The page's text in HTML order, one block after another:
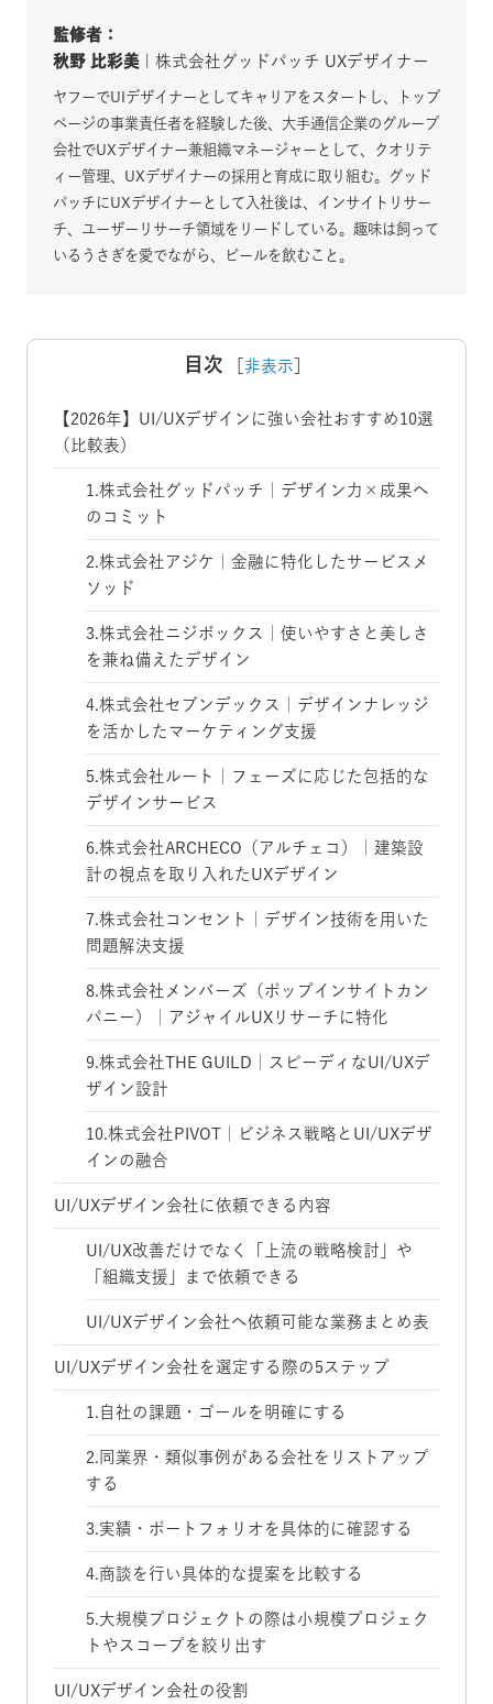
監修者：
秋野 比彩美 | 株式会社グッドパッチ UXデザイナー
ヤフーでUIデザイナーとしてキャリアをスタートし、トップ
ページの事業責任者を経験した後、大手通信企業のグループ
会社でUXデザイナー兼組織マネージャーとして、クオリテ
ィー管理、UXデザイナーの採用と育成に取り組む。グッド
パッチにUXデザイナーとして入社後は、インサイトリサー
チ、ユーザーリサーチ領域をリードしている。趣味は飼って
いるうさぎを愛でながら、ビールを飲むこと。
目次 非表示
【2026年】UI/UXデザインに強い会社おすすめ10選
（比較表）
1.株式会社グッドパッチ｜デザイン力×成果へ
のコミット
2.株式会社アジケ｜金融に特化したサービスメ
ソッド
3.株式会社ニジボックス｜使いやすさと美しさ
を兼ね備えたデザイン
4.株式会社セブンデックス｜デザインナレッジ
を活かしたマーケティング支援
5.株式会社ルート｜フェーズに応じた包括的な
デザインサービス
6.株式会社ARCHECO（アルチェコ）｜建築設
計の視点を取り入れたUXデザイン
7.株式会社コンセント｜デザイン技術を用いた
問題解決支援
8.株式会社メンバーズ（ポップインサイトカン
パニー）｜アジャイルUXリサーチに特化
9.株式会社THE GUILD｜スピーディなUI/UXデ
ザイン設計
10.株式会社PIVOT｜ビジネス戦略とUI/UXデザ
インの融合
UI/UXデザイン会社に依頼できる内容
UI/UX改善だけでなく「上流の戦略検討」や
「組織支援」まで依頼できる
UI/UXデザイン会社へ依頼可能な業務まとめ表
UI/UXデザイン会社を選定する際の5ステップ
1.自社の課題・ゴールを明確にする
2.同業界・類似事例がある会社をリストアップ
する
3.実績・ポートフォリオを具体的に確認する
4.商談を行い具体的な提案を比較する
5.大規模プロジェクトの際は小規模プロジェク
トやスコープを絞り出す
UI/UXデザイン会社の役割